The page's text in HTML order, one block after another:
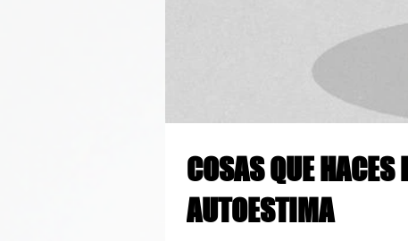
COSAS QUE HACES EN
AUTOESTIMA